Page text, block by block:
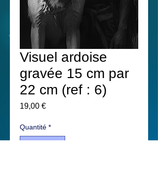
Visuel ardoise
gravée 15 cm par
22 cm (ref : 6)
19,00 €Prix
Quantité *